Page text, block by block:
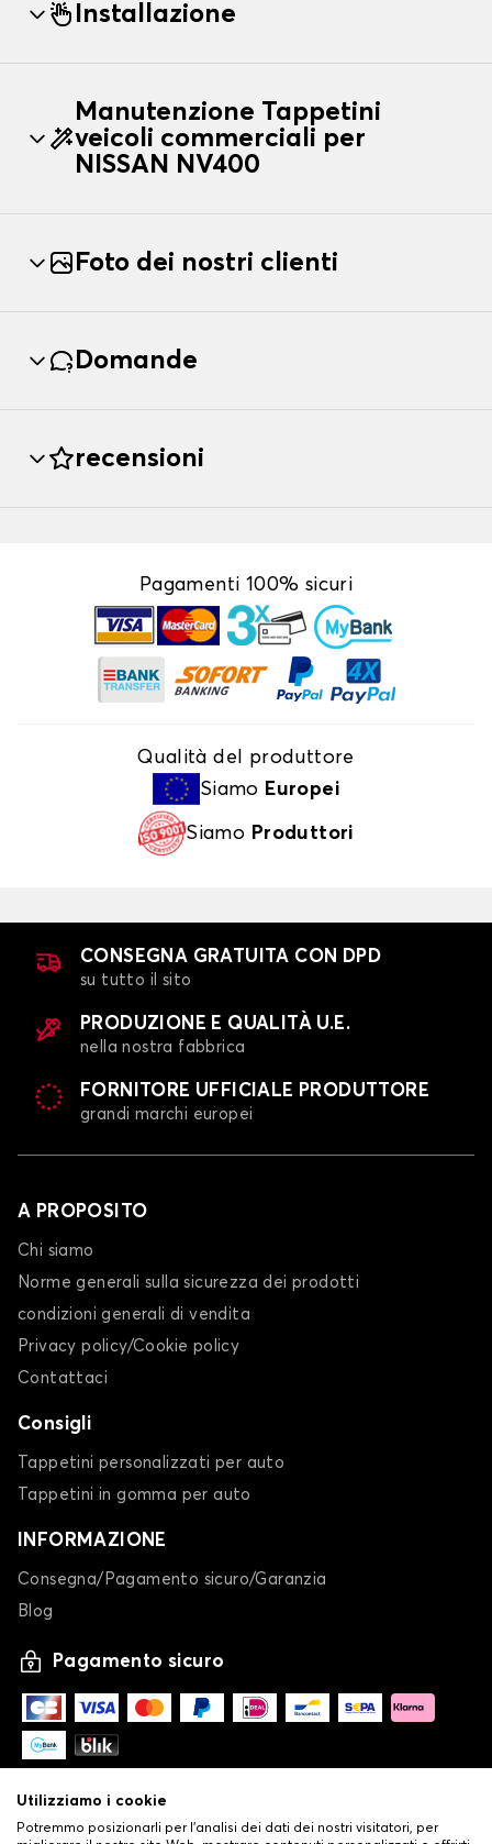
Installazione
Manutenzione Tappetini
veicoli commerciali per
NISSAN NV400
Foto dei nostri clienti
Domande
recensioni
Pagamenti 100% sicuri
Qualità del produttore
Siamo Europei
Siamo Produttori
CONSEGNA GRATUITA CON DPD
su tutto il sito
PRODUZIONE E QUALITÀ U.E.
nella nostra fabbrica
FORNITORE UFFICIALE PRODUTTORE
grandi marchi europei
A PROPOSITO
Chi siamo
Norme generali sulla sicurezza dei prodotti
condizioni generali di vendita
Privacy policy/Cookie policy
Contattaci
Consigli
Tappetini personalizzati per auto
Tappetini in gomma per auto
INFORMAZIONE
Consegna/Pagamento sicuro/Garanzia
Blog
Pagamento sicuro
Utilizziamo i cookie
Potremmo posizionarli per l'analisi dei dati dei nostri visitatori, per